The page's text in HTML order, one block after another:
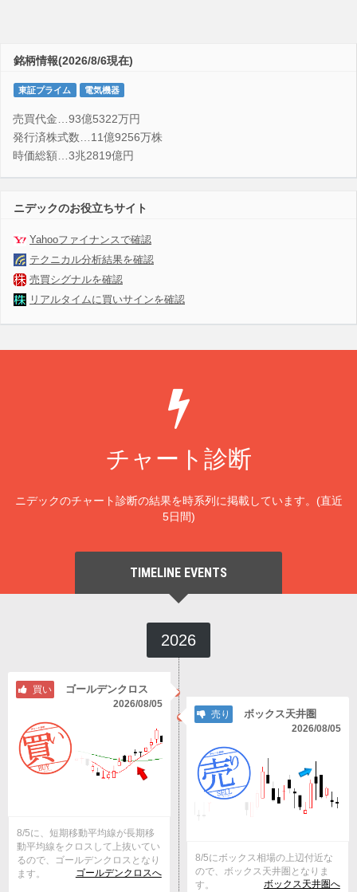
銘柄情報(2026/8/6現在)
東証プライム 電気機器
売買代金…93億5322万円
発行済株式数…11億9256万株
時価総額…3兆2819億円
ニデックのお役立ちサイト
Yahooファイナンスで確認
テクニカル分析結果を確認
売買シグナルを確認
リアルタイムに買いサインを確認
チャート診断
ニデックのチャート診断の結果を時系列に掲載しています。(直近
5日間)
TIMELINE EVENTS
2026
買い ゴールデンクロス
2026/08/05
8/5に、短期移動平均線が長期移
動平均線をクロスして上抜いてい
るので、ゴールデンクロスとなり
ます。
ゴールデンクロスへ
売り ボックス天井圏
2026/08/05
8/5にボックス相場の上辺付近な
ので、ボックス天井圏となりま
す。
ボックス天井圏へ